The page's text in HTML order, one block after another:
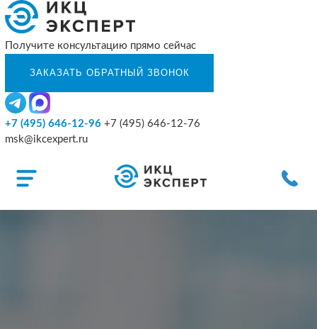
Получите консультацию прямо сейчас
+7 (495) 646-12-96 +7 (495) 646-12-76
msk@ikcexpert.ru